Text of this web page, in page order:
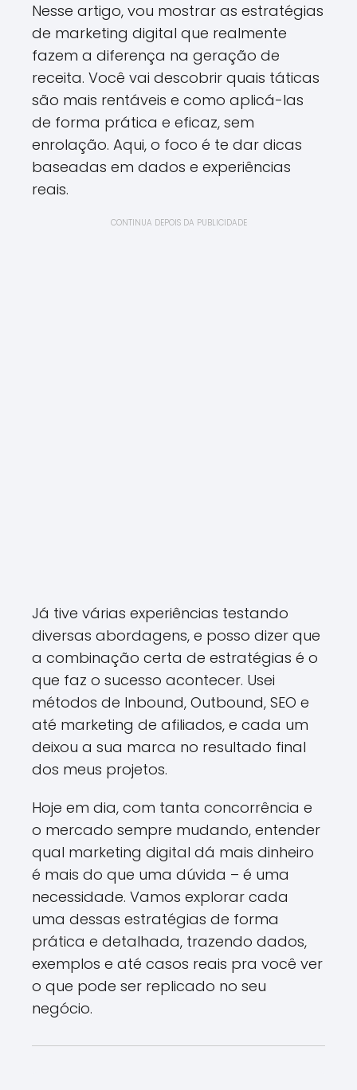
Nesse artigo, vou mostrar as estratégias
de marketing digital que realmente
fazem a diferença na geração de
receita. Você vai descobrir quais táticas
são mais rentáveis e como aplicá-las
de forma prática e eficaz, sem
enrolação. Aqui, o foco é te dar dicas
baseadas em dados e experiências
reais.
CONTINUA DEPOIS DA PUBLICIDADE
Já tive várias experiências testando
diversas abordagens, e posso dizer que
a combinação certa de estratégias é o
que faz o sucesso acontecer. Usei
métodos de Inbound, Outbound, SEO e
até marketing de afiliados, e cada um
deixou a sua marca no resultado final
dos meus projetos.
Hoje em dia, com tanta concorrência e
o mercado sempre mudando, entender
qual marketing digital dá mais dinheiro
é mais do que uma dúvida – é uma
necessidade. Vamos explorar cada
uma dessas estratégias de forma
prática e detalhada, trazendo dados,
exemplos e até casos reais pra você ver
o que pode ser replicado no seu
negócio.